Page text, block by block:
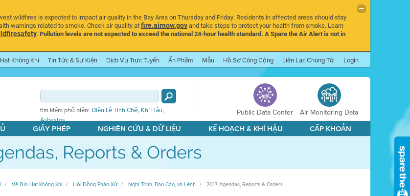
wildfires is expected to impact air quality in the Bay Area on Thursday and Friday. Residents in affected areas should stay
warnings related to smoke. Check air quality atfire.airnow.govand take steps to protect your health from smoke. Learn
.Pollution levels are not expected to exceed the national 24-hour health standard. A Spare the Air Alert is not in
Không Khí Tin Tức & Sự Kiện Dịch Vụ Trực Tuyến Ấn Phẩm Mẫu Hồ Sơ Công Cộng Liên Lạc Chúng Tôi Login
tìm kiếm phổ biến: Điều Lệ Tinh Chế, Khí Hậu,
Asbestos
Public Data Center Air Monitoring Data
GIẤY PHÉP NGHIÊN CỨU & DỮ LIỆU KẾ HOẠCH & KHÍ HẬU CẤP KHOẢN
Reports & Orders
Về Địa Hạt Không Khí Hội Đồng Phân Xử Nghị Trình, Báo Cáo, và Lệnh 2017 Agendas, Reports & Orders